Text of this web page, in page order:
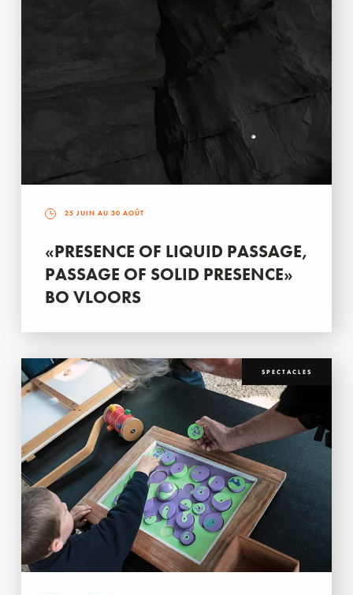
25 JUIN AU 30 AOÛT
«PRESENCE OF LIQUID PASSAGE,
PASSAGE OF SOLID PRESENCE»
BO VLOORS
SPECTACLES